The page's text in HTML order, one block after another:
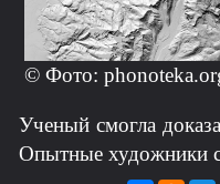
© Фото:
Ученый смогла
Опытные художники